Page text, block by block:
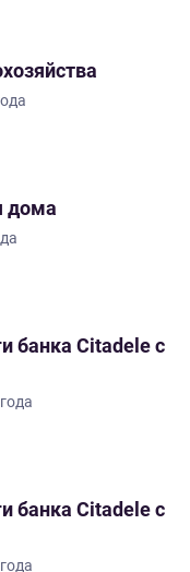
дома
банка Citadele с
банка Citadele с